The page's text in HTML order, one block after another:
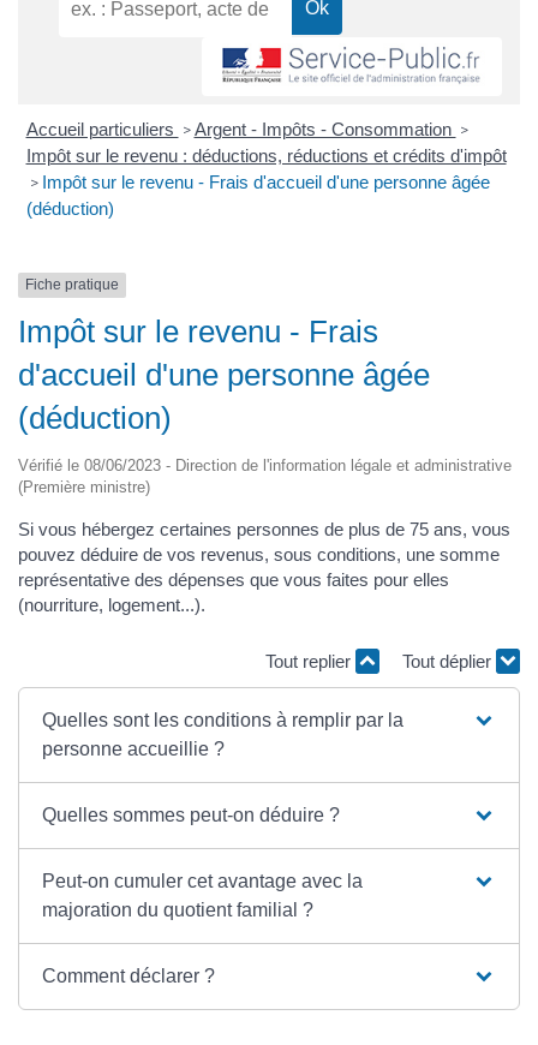
Accueil particuliers > Argent - Impôts - Consommation >
Impôt sur le revenu : déductions, réductions et crédits d'impôt
> Impôt sur le revenu - Frais d'accueil d'une personne âgée
(déduction)
Fiche pratique
Impôt sur le revenu - Frais
d'accueil d'une personne âgée
(déduction)
Vérifié le 08/06/2023 - Direction de l'information légale et administrative
(Première ministre)
Si vous hébergez certaines personnes de plus de 75 ans, vous
pouvez déduire de vos revenus, sous conditions, une somme
représentative des dépenses que vous faites pour elles
(nourriture, logement...).
Tout replier Tout déplier
Quelles sont les conditions à remplir par la
personne accueillie ?
Quelles sommes peut-on déduire ?
Peut-on cumuler cet avantage avec la
majoration du quotient familial ?
Comment déclarer ?